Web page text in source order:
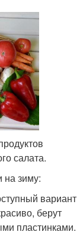
салата.
на зиму:
вариант
берут
пластинками.